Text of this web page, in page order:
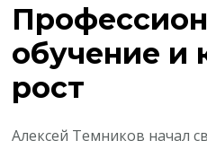
обучение и
рост
Алексей Темников начал